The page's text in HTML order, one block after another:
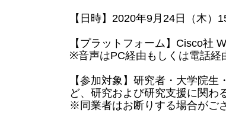
【日時】2020年9月24日（木）
【プラットフォーム】Cisco社
※音声はPC経由もしくは電話経
【参加対象】研究者・大学院
ど、研究および研究支援に関わ
※同業者はお断りする場合がご